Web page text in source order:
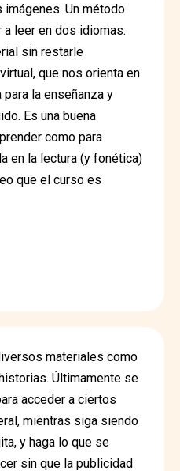
imágenes. Un método
a leer en dos idiomas.
sin restarle
que nos orienta en
la enseñanza y
Es una buena
como para
en la lectura (y fonética)
que el curso es
materiales como
Últimamente se
acceder a ciertos
mientras siga siendo
y haga lo que se
sin que la publicidad